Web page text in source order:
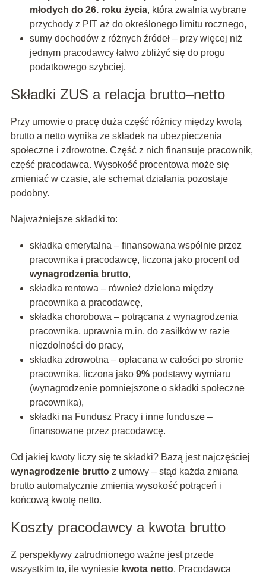
młodych do 26. roku życia, która zwalnia wybrane
przychody z PIT aż do określonego limitu rocznego,
sumy dochodów z różnych źródeł – przy więcej niż
jednym pracodawcy łatwo zbliżyć się do progu
podatkowego szybciej.
Składki ZUS a relacja brutto–netto
Przy umowie o pracę duża część różnicy między kwotą
brutto a netto wynika ze składek na ubezpieczenia
społeczne i zdrowotne. Część z nich finansuje pracownik,
część pracodawca. Wysokość procentowa może się
zmieniać w czasie, ale schemat działania pozostaje
podobny.
Najważniejsze składki to:
składka emerytalna – finansowana wspólnie przez
pracownika i pracodawcę, liczona jako procent od
wynagrodzenia brutto,
składka rentowa – również dzielona między
pracownika a pracodawcę,
składka chorobowa – potrącana z wynagrodzenia
pracownika, uprawnia m.in. do zasiłków w razie
niezdolności do pracy,
składka zdrowotna – opłacana w całości po stronie
pracownika, liczona jako 9%podstawy wymiaru
(wynagrodzenie pomniejszone o składki społeczne
pracownika),
składki na Fundusz Pracy i inne fundusze –
finansowane przez pracodawcę.
Od jakiej kwoty liczy się te składki? Bazą jest najczęściej
wynagrodzenie bruttoz umowy – stąd każda zmiana
brutto automatycznie zmienia wysokość potrąceń i
końcową kwotę netto.
Koszty pracodawcy a kwota brutto
Z perspektywy zatrudnionego ważne jest przede
wszystkim to, ile wyniesie kwota netto. Pracodawca